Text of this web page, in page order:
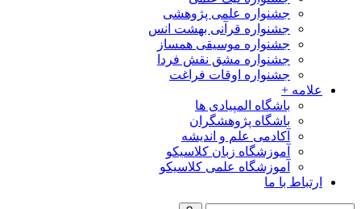
جشنواره علمی پژوهشی
جشنواره قرآنی بهشت انس
جشنواره موسیقی همساز
جشنواره مشق نقش فردا
جشنواره اوقات فراغت
علامه +
باشگاه المپیادی ها
باشگاه پژوهشگران
آکادمی علم و اندیشه
آموزشگاه زبان کلاسیکو
آموزشگاه علمی کلاسیکو
ارتباط با ما